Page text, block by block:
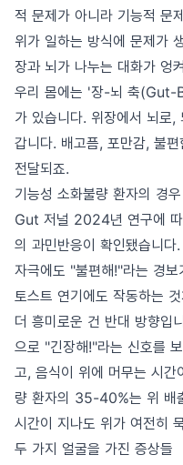
적 문제가 아니라 기능적 문
위가 일하는 방식에 문제가
장과 뇌가 나누는 대화가 엉
우리 몸에는 '장-뇌 축(Gut-
가 있습니다. 위장에서 뇌로,
갑니다. 배고픔, 포만감, 불
전달되죠.
기능성 소화불량 환자의 경
Gut 저널 2024년 연구에
의 과민반응이 확인됐습니
자극에도 "불편해!"라는 경
토스트 연기에도 작동하는
더 흥미로운 건 반대 방향입
으로 "긴장해!"라는 신호를
고, 음식이 위에 머무는 시간
량 환자의 35-40%는 위 배
시간이 지나도 위가 여전히
두 가지 얼굴을 가진 증상들